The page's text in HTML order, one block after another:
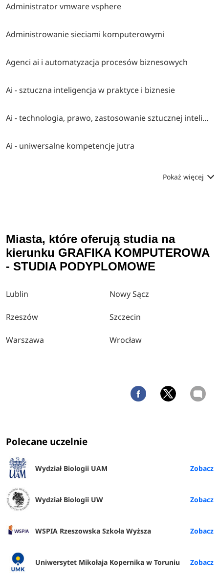
Administrator vmware vsphere
Administrowanie sieciami komputerowymi
Agenci ai i automatyzacja procesów biznesowych
Ai - sztuczna inteligencja w praktyce i biznesie
Ai - technologia, prawo, zastosowanie sztucznej inteligencji
Ai - uniwersalne kompetencje jutra
Pokaż więcej
Miasta, które oferują studia na
kierunku GRAFIKA KOMPUTEROWA
- STUDIA PODYPLOMOWE
Lublin Nowy Sącz
Rzeszów Szczecin
Warszawa Wrocław
Polecane uczelnie
Wydział Biologii UAM
Wydział Biologii UW
WSPIA Rzeszowska Szkoła Wyższa
Uniwersytet Mikołaja Kopernika w Toruniu